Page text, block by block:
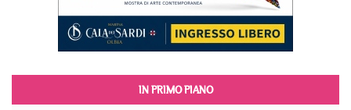
IN PRIMO PIANO